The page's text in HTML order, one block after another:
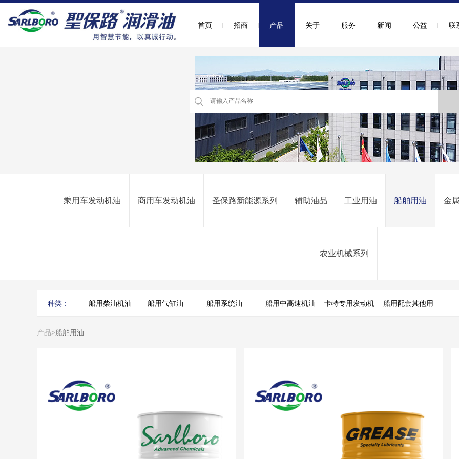
首页 招商 产品 关于 服务 新闻 公益 联
乘用车发动机油 商用车发动机油 圣保路新能源系列 辅助油品 工业用油 船舶用油 金
农业机械系列
种类： 船用柴油机油 船用气缸油 船用系统油 船用中高速机油 卡特专用发动机 船用配套其他用
产品>船舶用油